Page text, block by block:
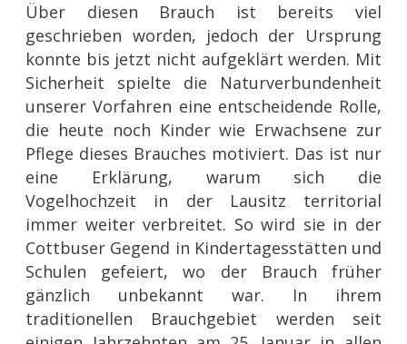
Über diesen Brauch ist bereits viel
geschrieben worden, jedoch der Ursprung
konnte bis jetzt nicht aufgeklärt werden. Mit
Sicherheit spielte die Naturverbundenheit
unserer Vorfahren eine entscheidende Rolle,
die heute noch Kinder wie Erwachsene zur
Pflege dieses Brauches motiviert. Das ist nur
eine Erklärung, warum sich die
Vogelhochzeit in der Lausitz territorial
immer weiter verbreitet. So wird sie in der
Cottbuser Gegend in Kindertagesstätten und
Schulen gefeiert, wo der Brauch früher
gänzlich unbekannt war. In ihrem
traditionellen Brauchgebiet werden seit